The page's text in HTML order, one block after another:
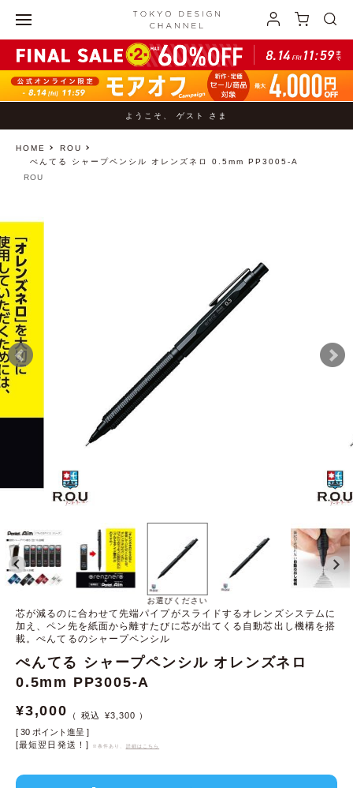
ようこそ、 ゲスト さま
HOME
ROU
ぺんてる シャープペンシル オレンズネロ 0.5mm PP3005-A
お選びください
ROU
芯が減るのに合わせて先端パイプがスライドするオレンズシステムに
加え、ペン先を紙面から離すたびに芯が出てくる自動芯出し機構を搭
載。ぺんてるのシャープペンシル
ぺんてる シャープペンシル オレンズネロ
0.5mm PP3005-A
¥3,000 ¥3,300
[ 30 ポイント進呈 ]
[最短翌日発送！]
※条件あり、 詳細はこちら